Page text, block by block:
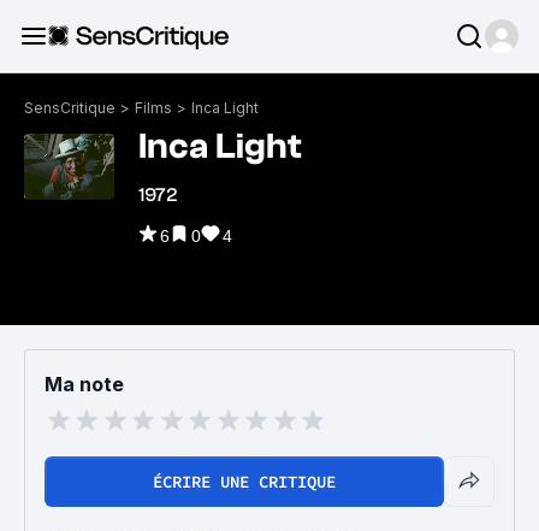
SensCritique > Films > Inca Light
Inca Light
1972
6 0 4
Ma note
ÉCRIRE UNE CRITIQUE